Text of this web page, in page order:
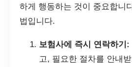
하게 행동하는 것이 중요합니
법입니다.
보험사에 즉시 연락하기:
고, 필요한 절차를 안내